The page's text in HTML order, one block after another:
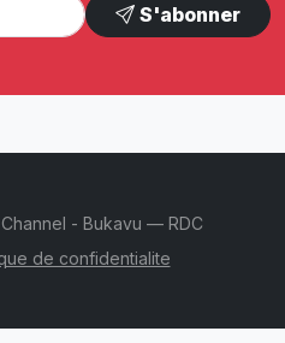
S'abonner
- Bukavu — RDC
de confidentialite